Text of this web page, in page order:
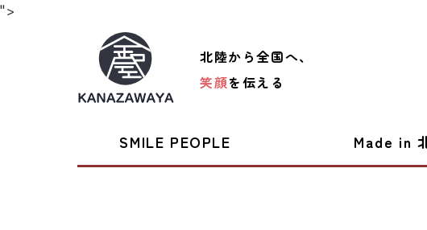
">
北陸から全国へ、
笑顔を伝える
SMILE PEOPLE Made in